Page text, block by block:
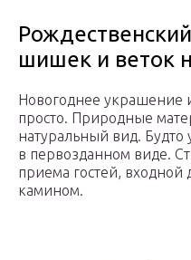
шишек и веток
Новогоднее украшение
просто. Природные
натуральный вид. Будто
в первозданном виде.
приема гостей, входной
камином.